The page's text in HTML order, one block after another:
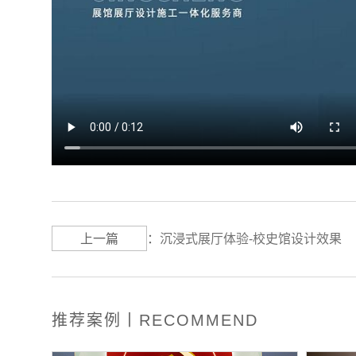
上一篇 ： 沉浸式展厅体验-校史馆设计效果
推荐案例丨RECOMMEND